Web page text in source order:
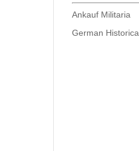
Ankauf Militaria
German Historica